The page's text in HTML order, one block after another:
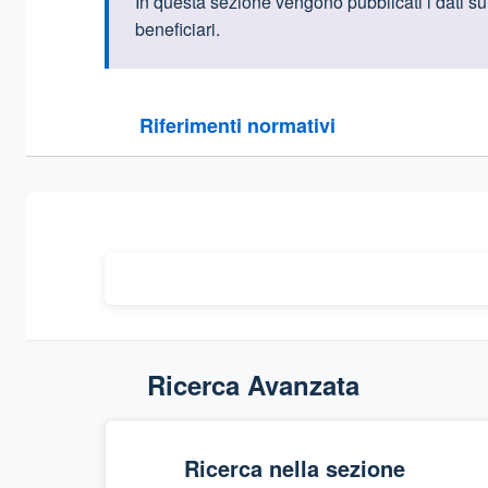
beneficiari.
Riferimenti normativi
Sezione compressa
Ricerca Avanzata
Ricerca nella sezione